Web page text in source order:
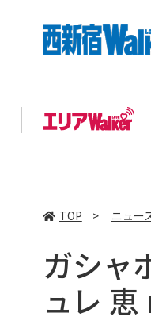
TOP > ニュー
ガシャ
ュレ